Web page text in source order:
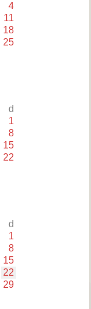
4
11
18
25
d
1
8
15
22
d
1
8
15
22
29